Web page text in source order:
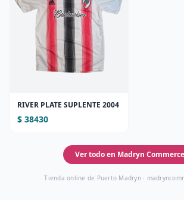
RIVER PLATE SUPLENTE 2004
$ 38430
Ver todo en Madryn Commerce
Tienda online de Puerto Madryn ·